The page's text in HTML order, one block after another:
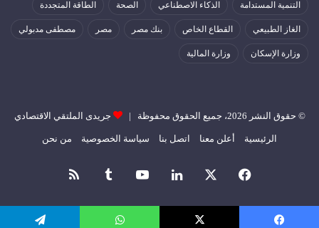
التنمية المستدامة الذكاء الاصطناعي الصحة الطاقة المتجددة
الغاز الطبيعي القطاع الخاص بنك مصر مصر مصطفى مدبولي
وزارة الإسكان وزارة المالية
© حقوق النشر 2026، جميع الحقوق محفوظة | جريدى الملتقي الاقتصادي
الرئيسية أعلن معنا اتصل بنا سياسة الخصوصية من نحن
فيسبوك لينكدإن ‫YouTube
الموقع